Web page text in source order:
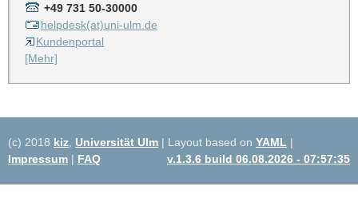
+49 731 50-30000
helpdesk(at)uni-ulm.de
Kundenportal
[Mehr]
(c) 2018 kiz Universität Ulm | Layout based on YAML |
Impressum | FAQ v.1.3.6 build 06.08.2026 - 07:57:35